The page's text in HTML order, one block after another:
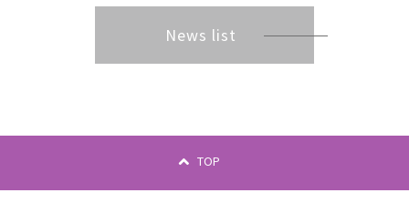
News list
TOP